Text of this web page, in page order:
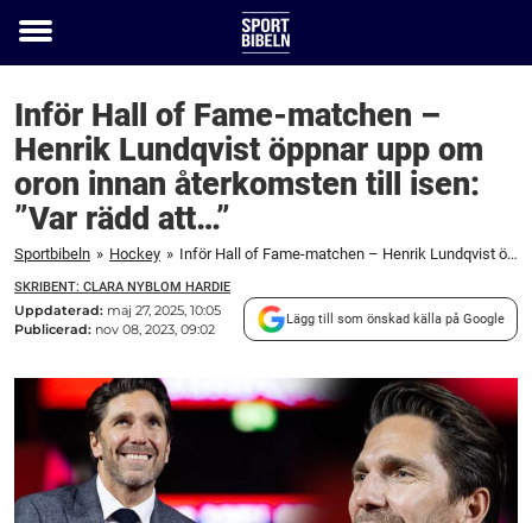
Toggle
Inför Hall of Fame-matchen –
Henrik Lundqvist öppnar upp om
oron innan återkomsten till isen:
”Var rädd att…”
Sportbibeln » Hockey » Inför Hall of Fame-matchen – Henrik Lundqvist öppnar upp om oron innan återkomsten till isen: "Var rädd att..."
SKRIBENT: CLARA NYBLOM HARDIE
Uppdaterad: maj 27, 2025, 10:05
Publicerad: nov 08, 2023, 09:02
Lägg till som önskad källa på Google